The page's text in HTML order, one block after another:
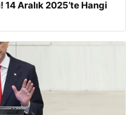
14 Aralık 2025’te Hangi